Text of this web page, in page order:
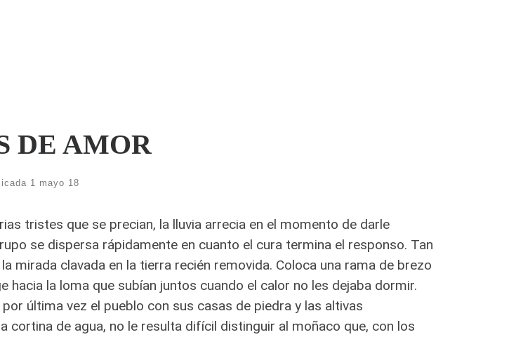
DE AMOR
1 mayo 18
tristes que se precian, la lluvia arrecia en el momento de darle
se dispersa rápidamente en cuanto el cura termina el responso. Tan
mirada clavada en la tierra recién removida. Coloca una rama de brezo
hacia la loma que subían juntos cuando el calor no les dejaba dormir.
última vez el pueblo con sus casas de piedra y las altivas
cortina de agua, no le resulta difícil distinguir al moñaco que, con los